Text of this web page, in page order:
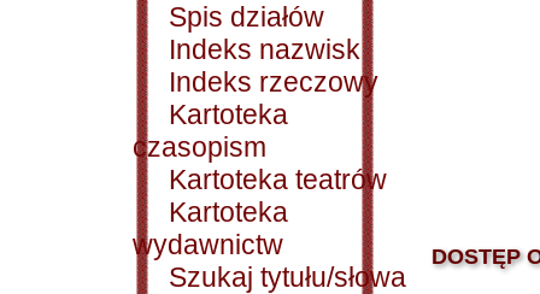
Spis działów
Indeks nazwisk
Indeks rzeczowy
Kartoteka
czasopism
Kartoteka teatrów
Kartoteka
wydawnictw
Szukaj tytułu/słowa
DOSTĘP